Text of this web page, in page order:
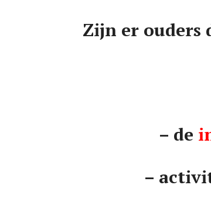
Zijn er ouders
– de
–